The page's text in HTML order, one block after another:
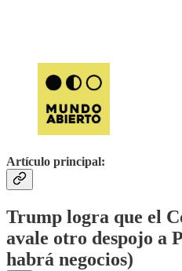
Artículo principal:
Trump logra que el
avale otro despojo a
habrá negocios)